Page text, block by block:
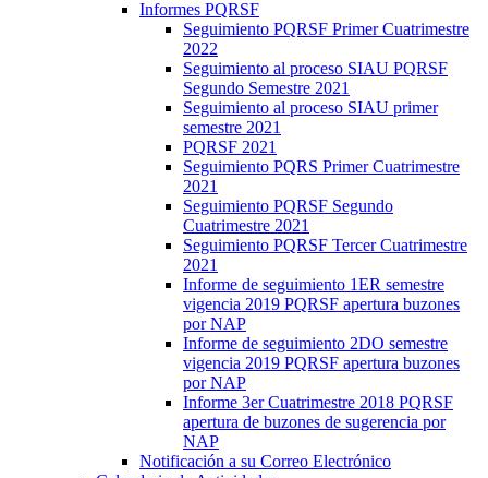
Informes PQRSF
Seguimiento PQRSF Primer Cuatrimestre
2022
Seguimiento al proceso SIAU PQRSF
Segundo Semestre 2021
Seguimiento al proceso SIAU primer
semestre 2021
PQRSF 2021
Seguimiento PQRS Primer Cuatrimestre
2021
Seguimiento PQRSF Segundo
Cuatrimestre 2021
Seguimiento PQRSF Tercer Cuatrimestre
2021
Informe de seguimiento 1ER semestre
vigencia 2019 PQRSF apertura buzones
por NAP
Informe de seguimiento 2DO semestre
vigencia 2019 PQRSF apertura buzones
por NAP
Informe 3er Cuatrimestre 2018 PQRSF
apertura de buzones de sugerencia por
NAP
Notificación a su Correo Electrónico